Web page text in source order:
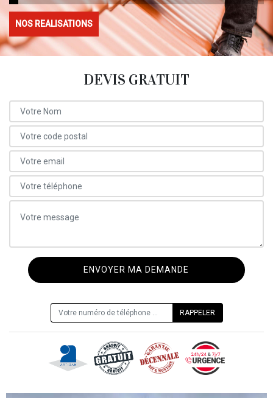
NOS REALISATIONS
DEVIS GRATUIT